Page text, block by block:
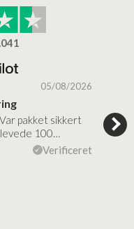
05/08/2026
pakket sikkert
100…
Verificeret